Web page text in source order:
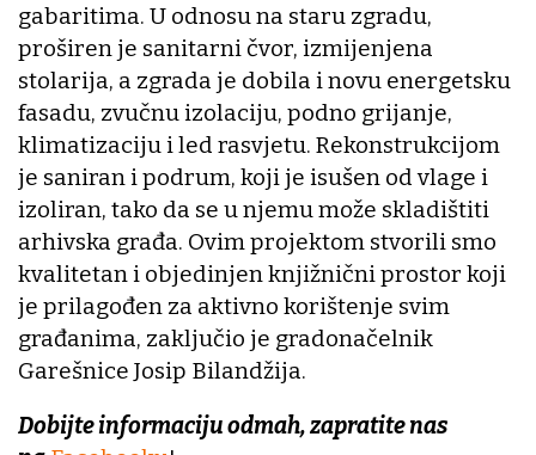
gabaritima. U odnosu na staru zgradu,
proširen je sanitarni čvor, izmijenjena
stolarija, a zgrada je dobila i novu energetsku
fasadu, zvučnu izolaciju, podno grijanje,
klimatizaciju i led rasvjetu. Rekonstrukcijom
je saniran i podrum, koji je isušen od vlage i
izoliran, tako da se u njemu može skladištiti
arhivska građa. Ovim projektom stvorili smo
kvalitetan i objedinjen knjižnični prostor koji
je prilagođen za aktivno korištenje svim
građanima, zaključio je gradonačelnik
Garešnice Josip Bilandžija.
Dobijte informaciju odmah, zapratite nas